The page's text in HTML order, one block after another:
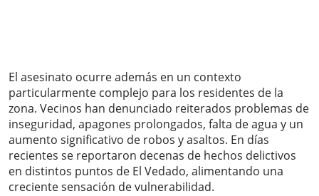
El asesinato ocurre además en un contexto
particularmente complejo para los residentes de la
zona. Vecinos han denunciado reiterados problemas de
inseguridad, apagones prolongados, falta de agua y un
aumento significativo de robos y asaltos. En días
recientes se reportaron decenas de hechos delictivos
en distintos puntos de El Vedado, alimentando una
creciente sensación de vulnerabilidad.